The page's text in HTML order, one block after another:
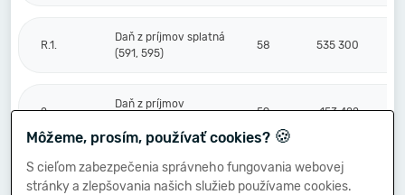
R.1.
Daň z príjmov splatná
(591, 595)
58 535 300
2.
Daň z príjmov
59 153 422
Prevod podielov na
výsledku
Môžeme, prosím, používať cookies? 🍪
S cieľom zabezpečenia správneho fungovania webovej
stránky a zlepšovania našich služieb používame cookies.